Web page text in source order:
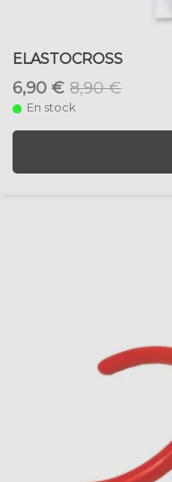
ELASTOCROSS
6,90 € 8,90 €
En stock